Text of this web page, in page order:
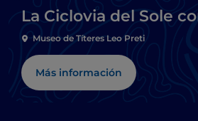
La Ciclovia del Sole
Museo de Títeres Leo Preti
Más información